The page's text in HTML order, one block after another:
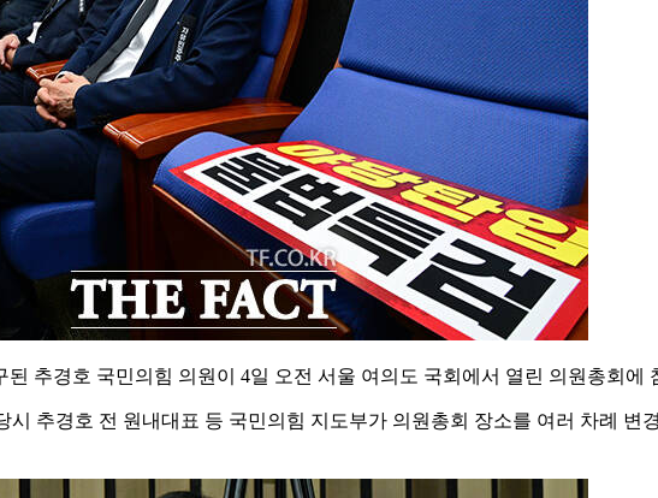
추경호 국민의힘 의원이 4일 오전 서울 여의도 국회에서 열린 의원총회에
추경호 전 원내대표 등 국민의힘 지도부가 의원총회 장소를 여러 차례 변